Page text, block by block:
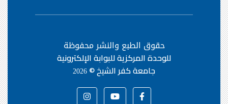
حقوق الطبع والنشر محفوظة
للوحدة المركزية للبوابة الإلكترونية
جامعة كفر الشيخ ©2026